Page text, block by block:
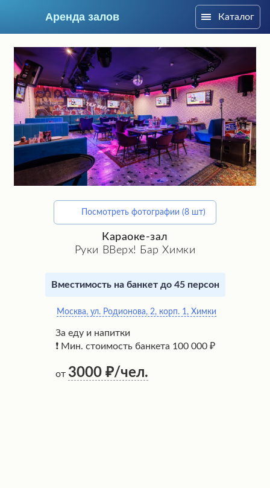
Аренда залов
Подберите мне зал
Каталог
Посмотреть фотографии (8 шт)
Караоке-зал
Руки ВВерх! Бар Химки
Вместимость на банкет до 45 персон
Москва, ул. Родионова, 2, корп. 1, Химки
За еду и напитки
❗ Мин. стоимость банкета 100 000 ₽
от 3000 /чел.